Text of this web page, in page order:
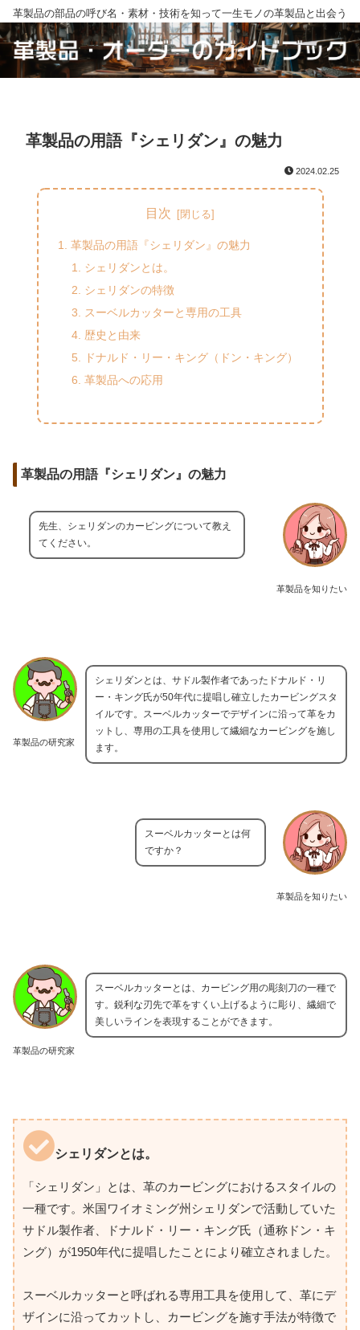
革製品の部品の呼び名・素材・技術を知って一生モノの革製品と出会う
革製品の用語『シェリダン』の魅力
2024.02.25
目次
革製品の用語『シェリダン』の魅力
シェリダンとは。
シェリダンの特徴
スーベルカッターと専用の工具
歴史と由来
ドナルド・リー・キング（ドン・キング）
革製品への応用
革製品の用語『シェリダン』の魅力
革製品を知りたい
先生、シェリダンのカービングについて教え
てください。
革製品の研究家
シェリダンとは、サドル製作者であったドナルド・リ
ー・キング氏が50年代に提唱し確立したカービングスタ
イルです。スーベルカッターでデザインに沿って革をカ
ットし、専用の工具を使用して繊細なカービングを施し
ます。
革製品を知りたい
スーベルカッターとは何
ですか？
革製品の研究家
スーベルカッターとは、カービング用の彫刻刀の一種で
す。鋭利な刃先で革をすくい上げるように彫り、繊細で
美しいラインを表現することができます。
シェリダンとは。
「シェリダン」とは、革のカービングにおけるスタイルの
一種です。米国ワイオミング州シェリダンで活動していた
サドル製作者、ドナルド・リー・キング氏（通称ドン・キ
ング）が1950年代に提唱したことにより確立されました。
スーベルカッターと呼ばれる専用工具を使用して、革にデ
ザインに沿ってカットし、カービングを施す手法が特徴で